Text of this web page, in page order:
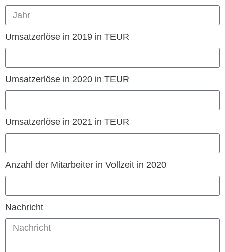
Umsatzer­löse in 2019 in TEUR
Umsatzer­löse in 2020 in TEUR
Umsatzer­löse in 2021 in TEUR
Anzahl der Mitar­beit­er in Vol­lzeit in 2020
Nachricht